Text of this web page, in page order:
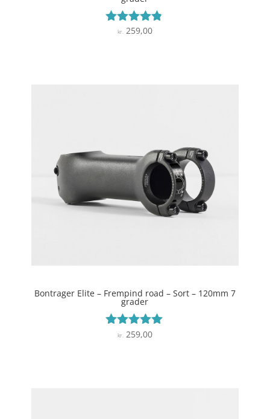
Vurderet
kr.259,00
Bontrager Elite – Frempind road – Sort – 120mm 7
grader
Vurderet
kr. 259,00